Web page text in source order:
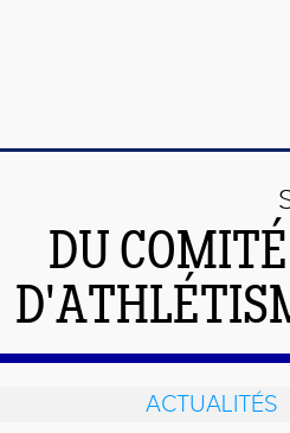
DU
ACTUALITÉS